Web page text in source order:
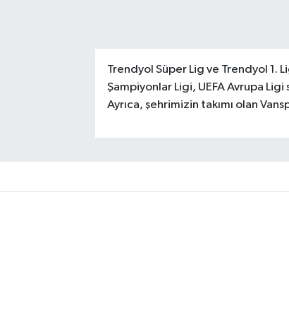
Trendyol Süper Lig ve Trendyol 1.
Şampiyonlar Ligi, UEFA Avrupa
Ayrıca, şehrimizin takımı olan